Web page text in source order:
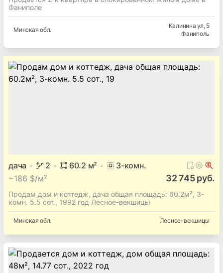
Фаниполе
Минская обл.
Калинина ул, 5
Фаниполь
дача 2 60.2 м² 3-комн.
~186 $/м² 32 745 руб.
Продам дом и коттедж, дача общая площадь: 60.2м², 3-
комн. 5.5 сот., 1992 год Лесное-векшицы
Минская обл. Лесное-векшицы